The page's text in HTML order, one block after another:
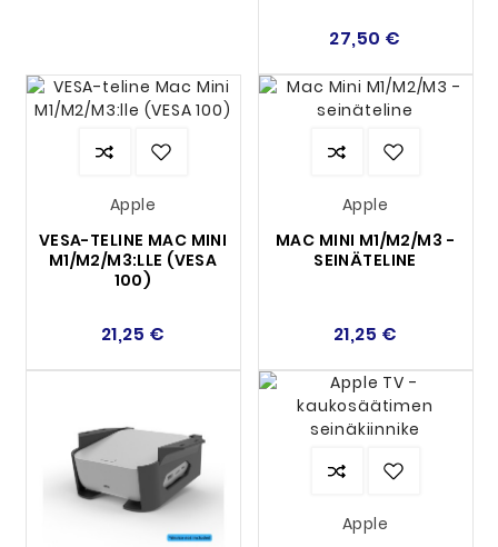
27,50 €
Apple
VESA-TELINE MAC MINI
M1/M2/M3:LLE (VESA
100)
21,25 €
Apple
MAC MINI M1/M2/M3 -
SEINÄTELINE
21,25 €
Apple